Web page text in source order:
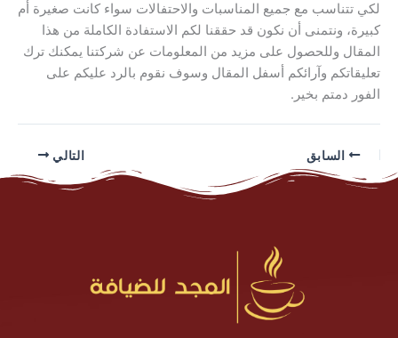
لكي تتناسب مع جميع المناسبات والاحتفالات سواء كانت صغيرة أم
كبيرة، ونتمنى أن نكون قد حققنا لكم الاستفادة الكاملة من هذا
المقال وللحصول على مزيد من المعلومات عن شركتنا يمكنك ترك
تعليقاتكم وآرائكم أسفل المقال وسوف نقوم بالرد عليكم على
الفور دمتم بخير.
السابق التالي